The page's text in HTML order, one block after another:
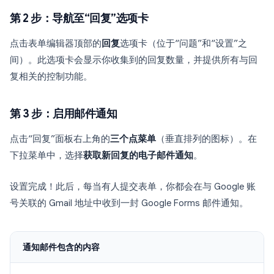
第 2 步：导航至“回复”选项卡
点击表单编辑器顶部的 回复选项卡（位于“问题”和“设置”之
间）。此选项卡会显示你收集到的回复数量，并提供所有与回
复相关的控制功能。
第 3 步：启用邮件通知
点击“回复”面板右上角的三个点菜单 （垂直排列的图标）。在
下拉菜单中，选择获取新回复的电子邮件通知。
设置完成！此后，每当有人提交表单，你都会在与 Google 账
号关联的 Gmail 地址中收到一封 Google Forms 邮件通知。
通知邮件包含的内容